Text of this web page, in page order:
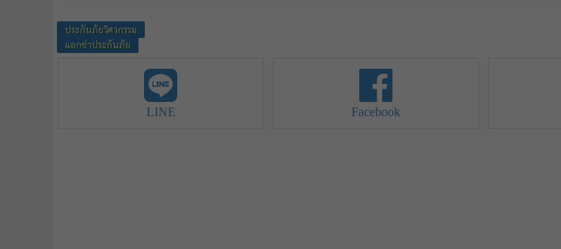
ประกันภัยวิศวกรรม
แอกซ่าประกันภัย
LINE Facebook